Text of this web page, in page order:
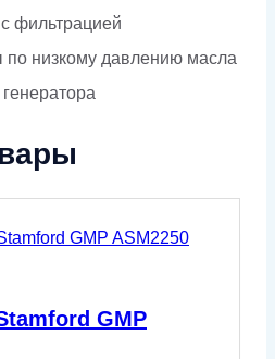
фильтрацией
низкому давлению масла
GMP